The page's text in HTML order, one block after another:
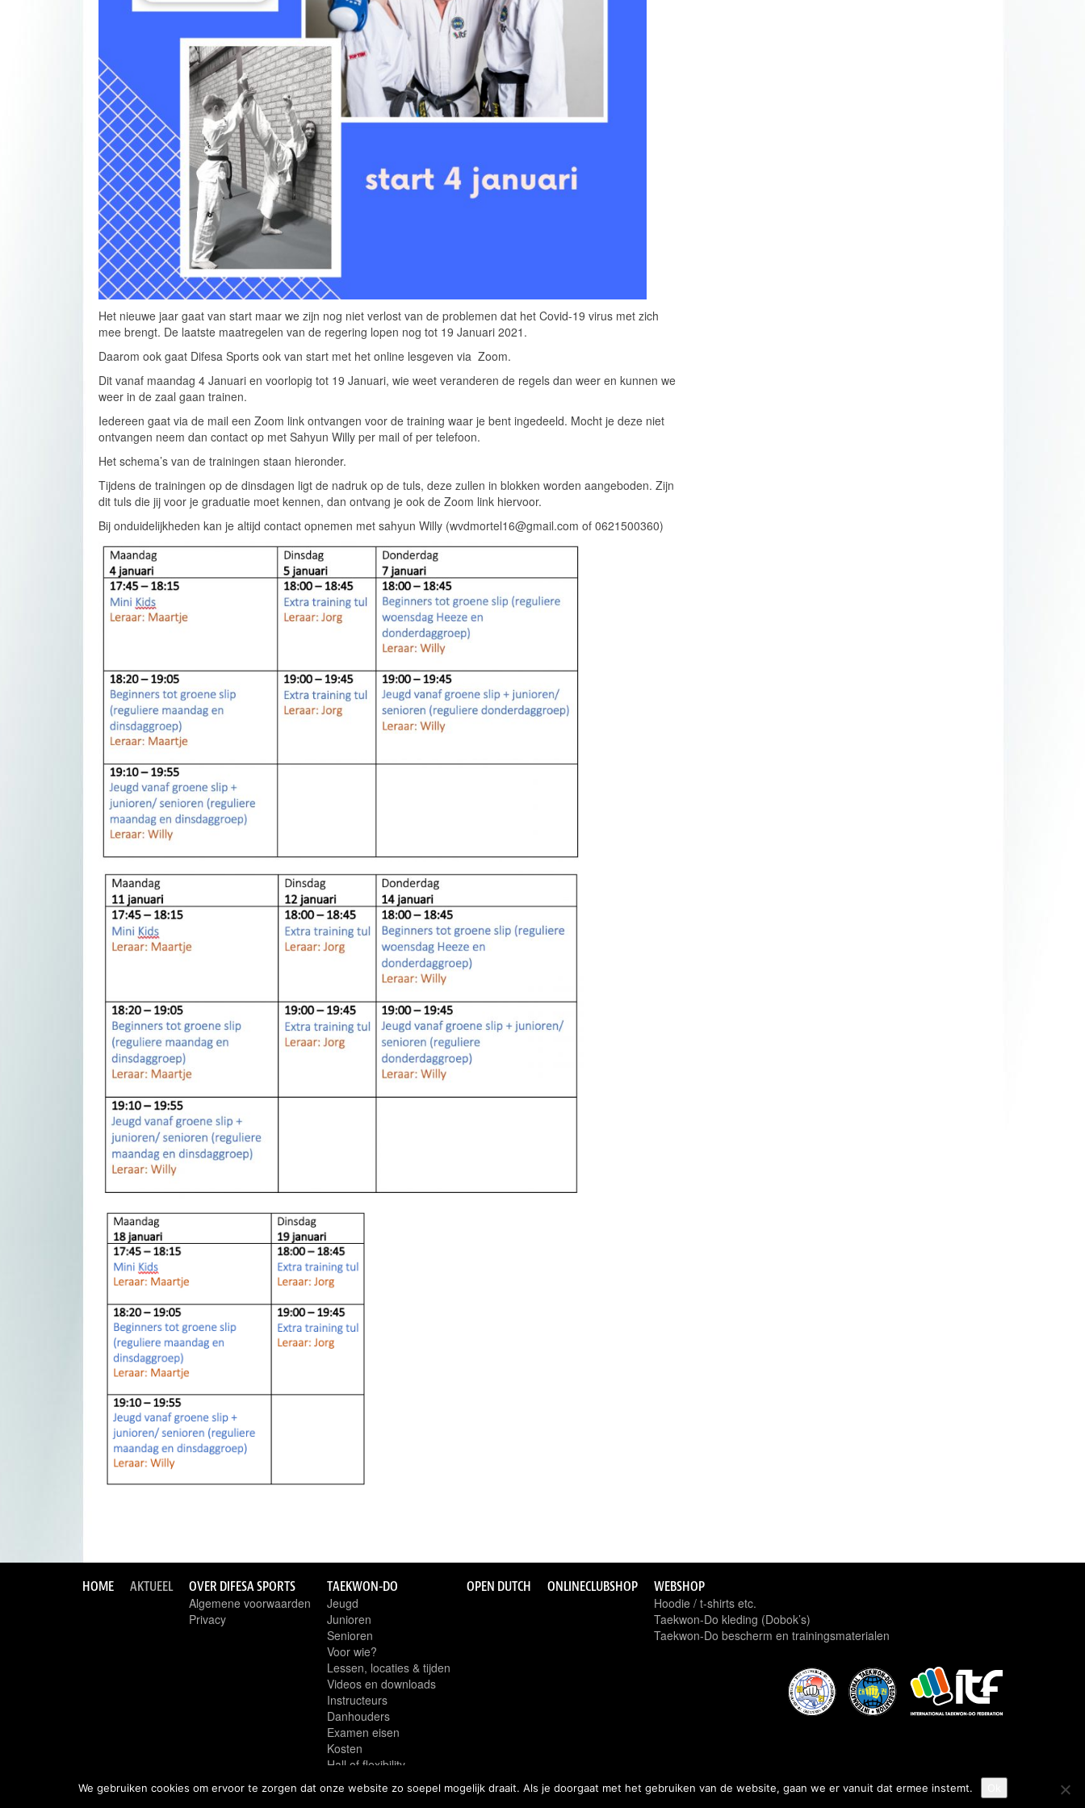
Het nieuwe jaar gaat van start maar we zijn nog niet verlost van de problemen dat het Covid-19 virus met zich
mee brengt. De laatste maatregelen van de regering lopen nog tot 19 Januari 2021.
Daarom ook gaat Difesa Sports ook van start met het online lesgeven via Zoom.
Dit vanaf maandag 4 Januari en voorlopig tot 19 Januari, wie weet veranderen de regels dan weer en kunnen we
weer in de zaal gaan trainen.
Iedereen gaat via de mail een Zoom link ontvangen voor de training waar je bent ingedeeld. Mocht je deze niet
ontvangen neem dan contact op met Sahyun Willy per mail of per telefoon.
Het schema’s van de trainingen staan hieronder.
Tijdens de trainingen op de dinsdagen ligt de nadruk op de tuls, deze zullen in blokken worden aangeboden. Zijn
dit tuls die jij voor je graduatie moet kennen, dan ontvang je ook de Zoom link hiervoor.
Bij onduidelijkheden kan je altijd contact opnemen met sahyun Willy (wvdmortel16@gmail.com of 0621500360)
HOME AKTUEEL OVER DIFESA SPORTS
Algemene voorwaarden
Privacy
TAEKWON-DO
Jeugd
Junioren
Senioren
Voor wie?
Lessen, locaties & tijden
Videos en downloads
Instructeurs
Danhouders
Examen eisen
Kosten
Hall of flexibility
Links
OPEN DUTCH ONLINECLUBSHOP WEBSHOP
Hoodie / t-shirts etc.
Taekwon-Do kleding (Dobok’s)
Taekwon-Do bescherm en trainingsmaterialen
We gebruiken cookies om ervoor te zorgen dat onze website zo soepel mogelijk draait. Als je doorgaat met het gebruiken van de website, gaan we er vanuit dat ermee instemt.